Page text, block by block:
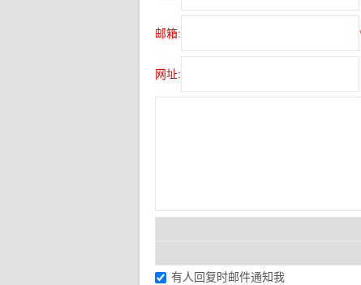
邮箱:
网址:
有人回复时邮件通知我